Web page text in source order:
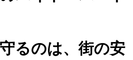
るのは、街の安